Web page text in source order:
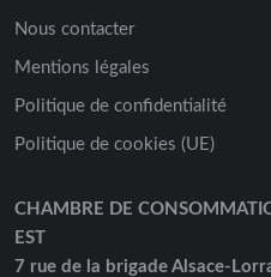
Nous contacter
Mentions légales
Politique de confidentialité
Politique de cookies (UE)
CHAMBRE DE
EST
7 rue de la brigade Alsace-